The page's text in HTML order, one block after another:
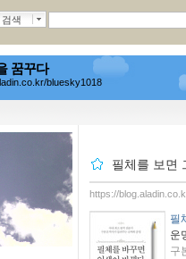
색
꿈꾸다
bluesky1018
필체를 보면
https://
필
운
구